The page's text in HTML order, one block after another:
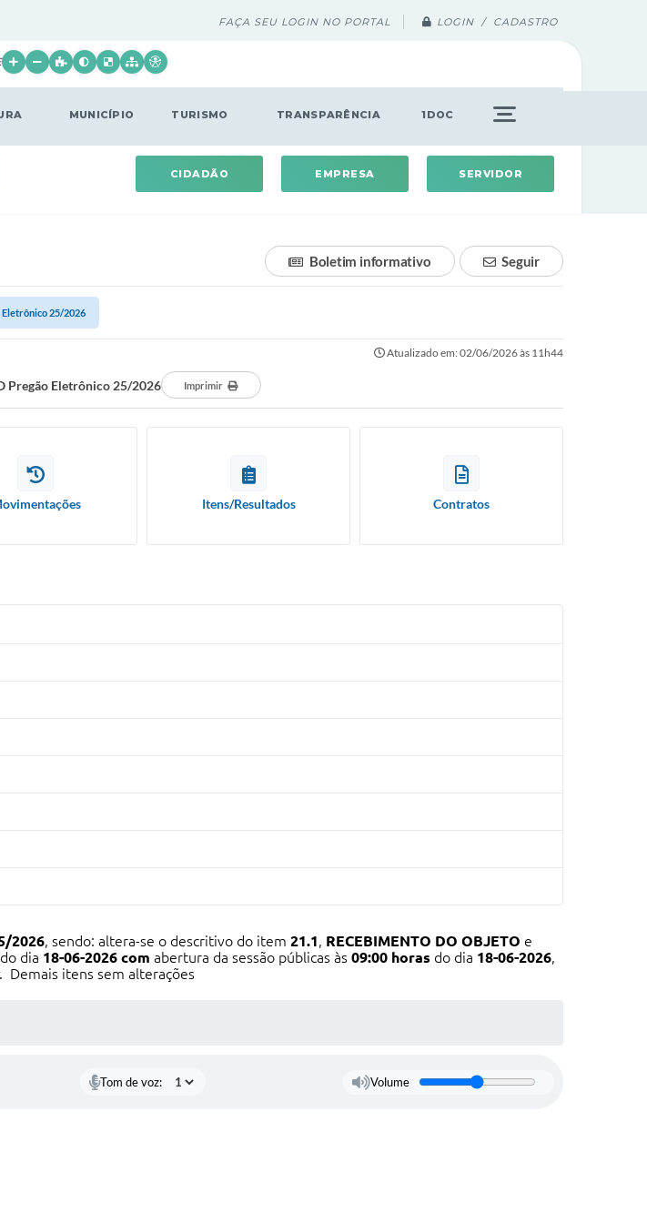
FAÇA SEU LOGIN NO PORTAL LOGIN / CADASTRO
MUNICÍPIO TURISMO TRANSPARÊNCIA 1DOC
CIDADÃO EMPRESA SERVIDOR
Seguir
Boletim informativo
Eletrônico 25/2026
Atualizado em: 02/06/2026 às 11h44
Pregão Eletrônico 25/2026 Imprimir
Itens/Resultados Contratos
2026, sendo: altera-se o descritivo do item 21.1, RECEBIMENTO DO OBJETO e
do dia 18-06-2026 com abertura da sessão públicas às 09:00 horas do dia 18-06-2026,
Demais itens sem alterações
Tom de voz: Volume